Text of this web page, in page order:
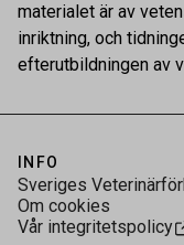
materialet är av
inriktning, och
efterutbildningen av
INFO
Sveriges
Om cookies
Vår integritetspolicy